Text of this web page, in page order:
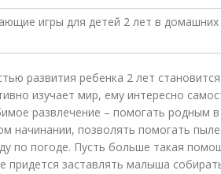
развития ребенка 2 лет
изучает мир, ему интересно
развлечение – помогать родным
начинании, позволять помогать
по погоде. Пусть больше такая
придется заставлять малыша